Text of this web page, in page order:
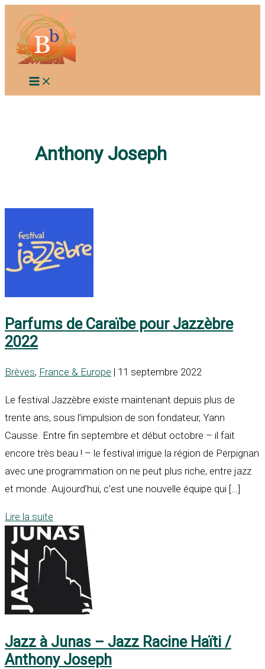
contenu
Anthony Joseph
Parfums de Caraïbe pour Jazzèbre
2022
Brèves, France & Europe | 11 septembre 2022
Le festival Jazzèbre existe maintenant depuis plus de
trente ans, sous l’impulsion de son fondateur, Yann
Causse. Entre fin septembre et début octobre – il fait
encore très beau ! – le festival irrigue la région de Perpignan
avec une programmation on ne peut plus riche, entre jazz
et monde. Aujourd’hui, c’est une nouvelle équipe qui […]
Lire la suite
Jazz à Junas – Jazz Racine Haïti /
Anthony Joseph